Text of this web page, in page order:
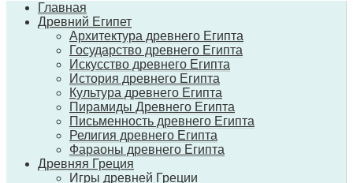
Главная
Древний Египет
Архитектура древнего Египта
Государство древнего Египта
Искусство древнего Египта
История древнего Египта
Культура древнего Египта
Пирамиды Древнего Египта
Письменность древнего Египта
Религия древнего Египта
Фараоны древнего Египта
Древняя Греция
Игры древней Греции